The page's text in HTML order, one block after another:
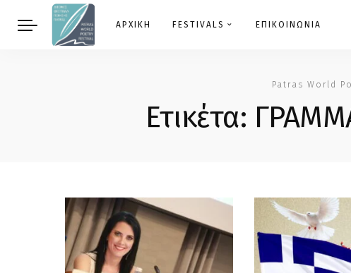
ΑΡΧΙΚΗ FESTIVALS ΕΠΙΚΟΙΝΩΝΙΑ
Patras World
Ετικέτα: